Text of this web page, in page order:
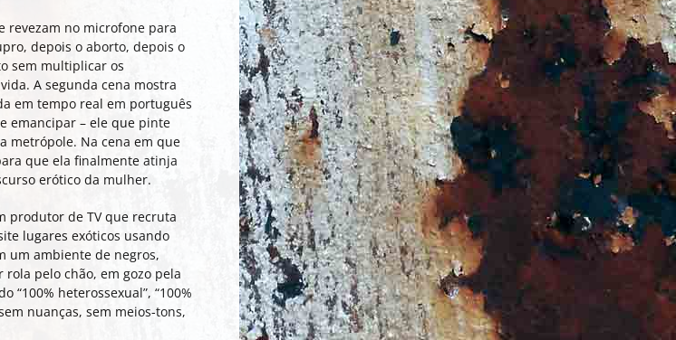
revezam no microfone para
depois o aborto, depois o
sem multiplicar os
A segunda cena mostra
em tempo real em português
emancipar – ele que pinte
metrópole. Na cena em que
que ela finalmente atinja
erótico da mulher.
produtor de TV que recruta
lugares exóticos usando
um ambiente de negros,
rola pelo chão, em gozo pela
heterossexual”, “100%
nuanças, sem meios-tons,